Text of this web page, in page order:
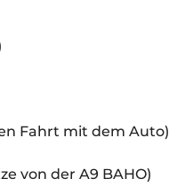
Fahrt mit dem Auto)
von der A9 BAHO)